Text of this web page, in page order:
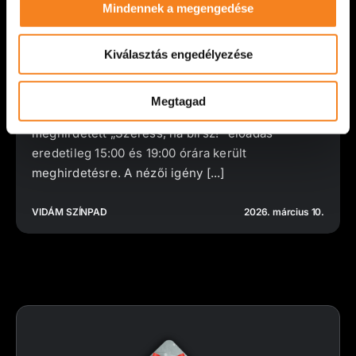
Mindennek a megengedése
Kiválasztás engedélyezése
Megtagad
Tisztelt Nézőink! A 2026. március 15-ére
meghirdetett „Szeress, ha bírsz!” előadás
eredetileg 15:00 és 19:00 órára került
meghirdetésre. A nézői igény [...]
VIDÁM SZÍNPAD 2026. március 10.